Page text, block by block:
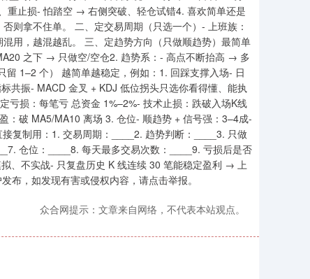
止损- 怕踏空 → 右侧突破、轻仓试错4. 喜欢简单还是
拿不住单。 二、定交易周期（只选一个）- 上班族：
用，越混越乱。 三、定趋势方向（只做顺趋势）最简单
之下 → 只做空/空仓​2. 趋势系：- 高点不断抬高 → 多
1–2 个） 越简单越稳定，例如：1. 回踩支撑入场- 日
共振- MACD 金叉 + KDJ 低位拐头只选你看得懂、能执
亏损：每笔亏 总资金 1%–2%- 技术止损：跌破入场K线
：破 MA5/MA10 离场 3. 仓位- 顺趋势 + 信号强：3–4成-
复制用：1. 交易周期：____2. 趋势判断：____3. 只做
仓位：____8. 每天最多交易次数：____9. 亏损后是否
、不实战- 只复盘历史 K 线连续 30 笔能稳定盈利 → 上
布，如发现有害或侵权内容，请点击举报。
众合网提示：文章来自网络，不代表本站观点。